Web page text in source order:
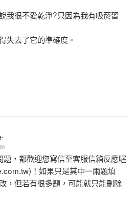
我很不愛乾淨?只因為我有吸菸習
失去了它的準確度。
:
，都歡迎您寫信至客服信箱反應喔
！如果只是其中一兩題填
，但若有很多題，可能就只能刪除